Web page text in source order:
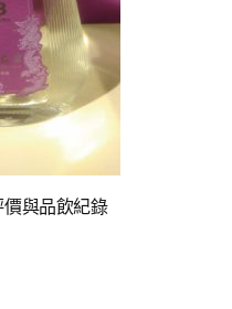
與品飲紀錄